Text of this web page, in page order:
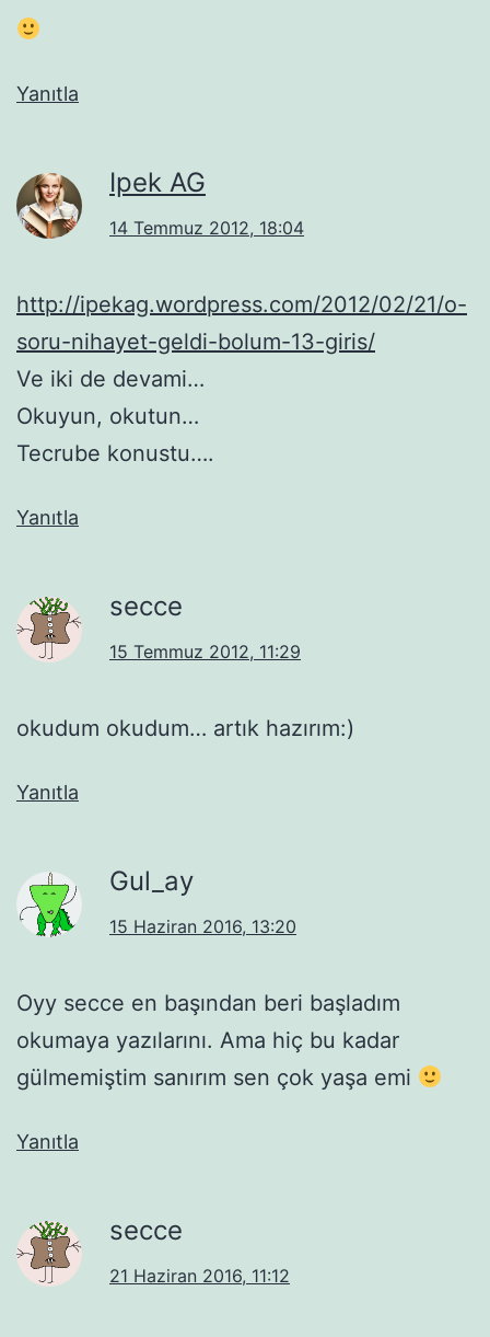
Yanıtla
Ipek AG
14 Temmuz 2012, 18:04
http://ipekag.wordpress.com/2012/02/21/o-
soru-nihayet-geldi-bolum-13-giris/
Ve iki de devami…
Okuyun, okutun…
Tecrube konustu….
Yanıtla
secce
15 Temmuz 2012, 11:29
okudum okudum… artık hazırım:)
Yanıtla
Gul_ay
15 Haziran 2016, 13:20
Oyy secce en başından beri başladım
okumaya yazılarını. Ama hiç bu kadar
gülmemiştim sanırım sen çok yaşa emi
Yanıtla
secce
21 Haziran 2016, 11:12